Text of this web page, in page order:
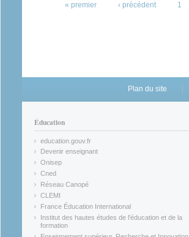
« premier ‹ précédent 1
Plan du site
Éducation
education.gouv.fr
(link is external)
Devenir enseignant
(link is external)
Onisep
(link is external)
Cned
(link is external)
Réseau Canopé
(link is external)
CLEMI
(link is external)
France Éducation International
(link is external)
Institut des hautes études de l'éducation et de la
formation
(link is external)